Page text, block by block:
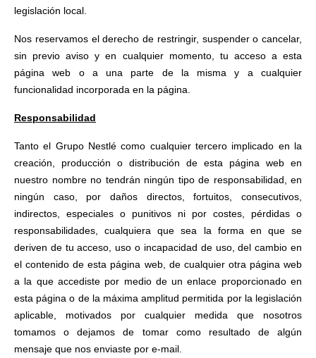
legislación local.
Nos reservamos el derecho de restringir, suspender o cancelar,
sin previo aviso y en cualquier momento, tu acceso a esta
página web o a una parte de la misma y a cualquier
funcionalidad incorporada en la página.
Responsabilidad
Tanto el Grupo Nestlé como cualquier tercero implicado en la
creación, producción o distribución de esta página web en
nuestro nombre no tendrán ningún tipo de responsabilidad, en
ningún caso, por daños directos, fortuitos, consecutivos,
indirectos, especiales o punitivos ni por costes, pérdidas o
responsabilidades, cualquiera que sea la forma en que se
deriven de tu acceso, uso o incapacidad de uso, del cambio en
el contenido de esta página web, de cualquier otra página web
a la que accediste por medio de un enlace proporcionado en
esta página o de la máxima amplitud permitida por la legislación
aplicable, motivados por cualquier medida que nosotros
tomamos o dejamos de tomar como resultado de algún
mensaje que nos enviaste por e-mail.